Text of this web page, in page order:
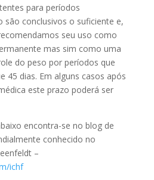
para períodos
sāo conclusivos o suficiente e,
seu uso como
mas sim como uma
do peso por períodos que
45 dias. Em alguns casos após
este prazo poderá ser
encontra-se no blog de
conhecido no
–
ichf